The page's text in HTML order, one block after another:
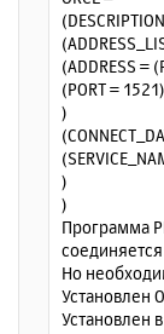
(ADDRESS =
(PORT =
)
)
)
Программа
Но
Установлен
Установлен